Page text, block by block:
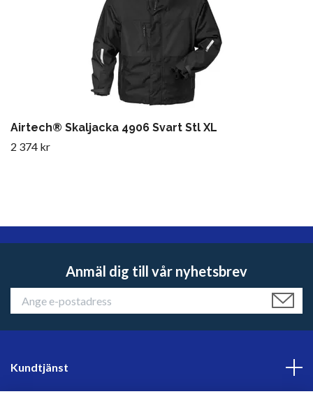
Airtech® Skaljacka 4906 Svart Stl XL
2 374 kr
Anmäl dig till vår nyhetsbrev
Kundtjänst